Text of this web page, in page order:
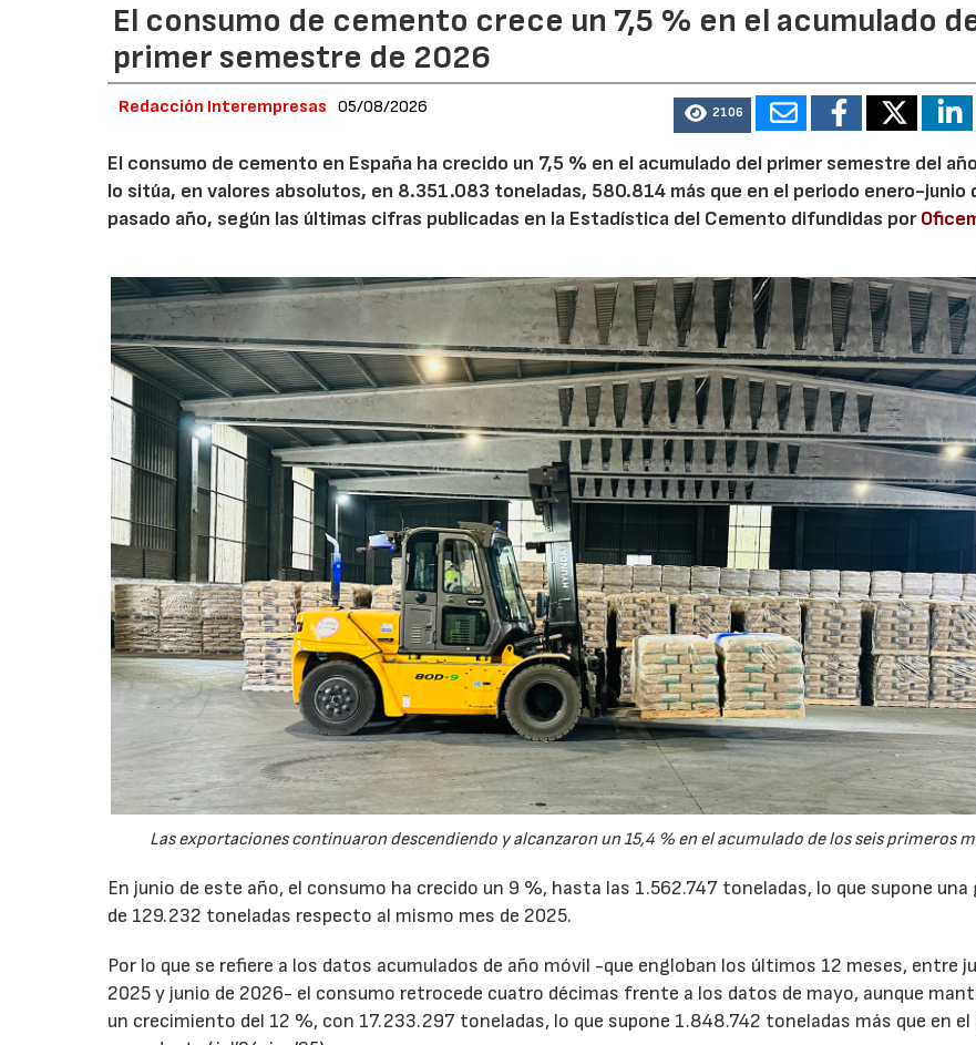
El consumo de cemento crece un 7,5 % en el acumulado
primer semestre de 2026
Redacción Interempresas 05/08/2026 2106
El consumo de cemento en España ha crecido un 7,5 % en el acumulado del primer semestre del
lo sitúa, en valores absolutos, en 8.351.083 toneladas, 580.814 más que en el periodo enero-junio
pasado año, según las últimas cifras publicadas en la Estadística del Cemento difundidas por
Las exportaciones continuaron descendiendo y alcanzaron un 15,4 % en el acumulado de los seis primeros
En junio de este año, el consumo ha crecido un 9 %, hasta las 1.562.747 toneladas, lo que supone una
de 129.232 toneladas respecto al mismo mes de 2025.
Por lo que se refiere a los datos acumulados de año móvil -que engloban los últimos 12 meses, entre
2025 y junio de 2026- el consumo retrocede cuatro décimas frente a los datos de mayo, aunque
un crecimiento del 12 %, con 17.233.297 toneladas, lo que supone 1.848.742 toneladas más que en el